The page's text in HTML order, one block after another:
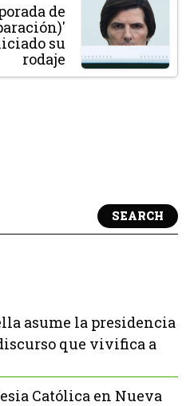
de
su
rodaje
SEARCH
asume la presidencia
que vivifica a
Católica en Nueva